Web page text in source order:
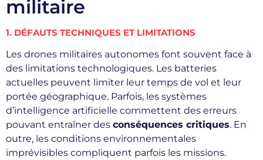
militaire
1. DÉFAUTS TECHNIQUES ET LIMITATIONS
Les drones militaires autonomes font souvent face à
des limitations technologiques. Les batteries
actuelles peuvent limiter leur temps de vol et leur
portée géographique. Parfois, les systèmes
d’intelligence artificielle commettent des erreurs
pouvant entraîner des conséquences critiques. En
outre, les conditions environnementales
imprévisibles compliquent parfois les missions.